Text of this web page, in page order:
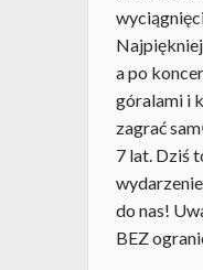
a po
góralami i
zagrać
7 lat. Dziś
do nas!
BEZ